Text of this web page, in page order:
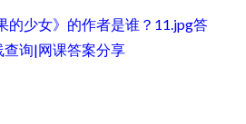
的少女》的作者是谁？11.jpg答
查询|网课答案分享